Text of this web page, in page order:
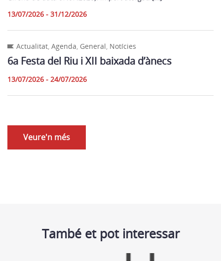
13/07/2026 - 31/12/2026
Actualitat, Agenda, General, Notícies
6a Festa del Riu i XII baixada d’ànecs
13/07/2026 - 24/07/2026
Veure'n més
També et pot interessar